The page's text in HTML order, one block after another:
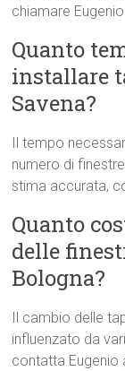
chiamare
Quanto
installare
Savena?
Il tempo
numero di
stima accurata,
Quanto
delle
Bologna?
Il cambio delle
influenzato da
contatta Eugenio